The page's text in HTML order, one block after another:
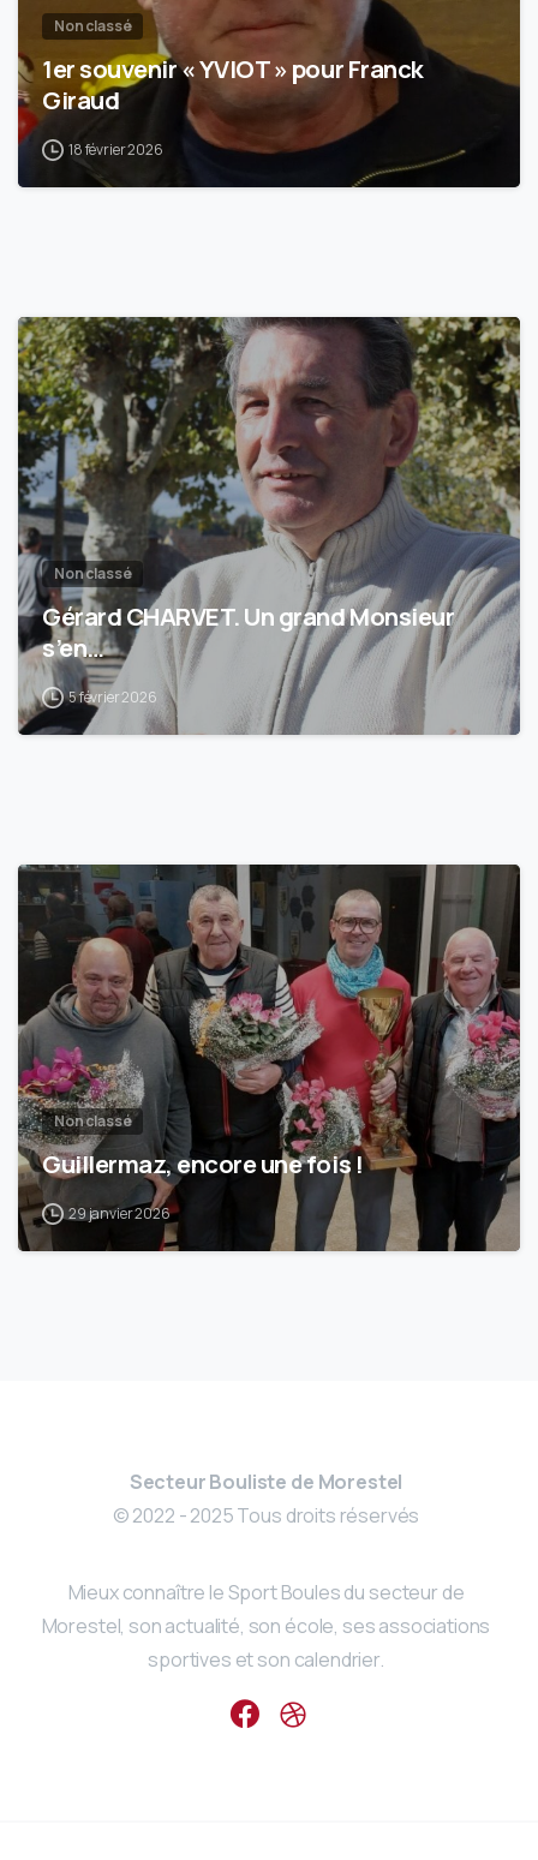
Non classé
1er souvenir « YVIOT » pour Franck
Giraud
18 février 2026
3
Non classé
Gérard CHARVET. Un grand Monsieur
s’en…
5 février 2026
Non classé
Guillermaz, encore une fois !
29 janvier 2026
Secteur Bouliste de Morestel
© 2022 - 2025 Tous droits réservés
Mieux connaître le Sport Boules du secteur de
Morestel, son actualité, son école, ses associations
sportives et son calendrier.